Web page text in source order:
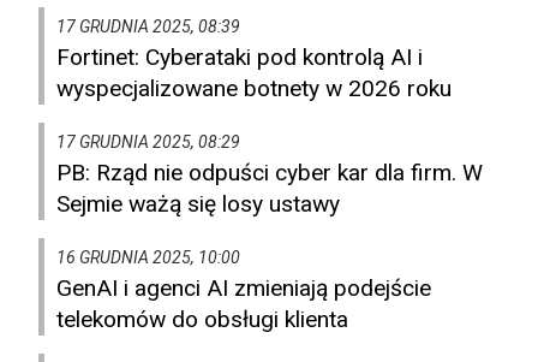
17 GRUDNIA 2025, 08:39
Fortinet: Cyberataki pod kontrolą AI i
wyspecjalizowane botnety w 2026 roku
17 GRUDNIA 2025, 08:29
PB: Rząd nie odpuści cyber kar dla firm. W
Sejmie ważą się losy ustawy
16 GRUDNIA 2025, 10:00
GenAI i agenci AI zmieniają podejście
telekomów do obsługi klienta